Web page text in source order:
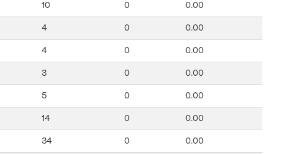
10 0 0.00
4 0 0.00
4 0 0.00
3 0 0.00
5 0 0.00
14 0 0.00
34 0 0.00